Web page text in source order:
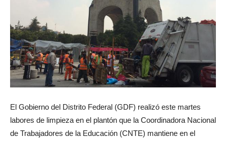
El Gobierno del Distrito Federal (GDF) realizó este martes
labores de limpieza en el plantón que la Coordinadora Nacional
de Trabajadores de la Educación (CNTE) mantiene en el